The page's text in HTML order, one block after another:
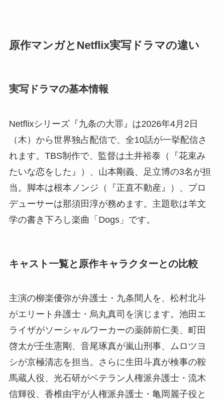
原作マンガとNetflix実写ドラマの違い
実写ドラマの基本情報
Netflixシリーズ『九条の大罪』は2026年4月2日
（木）から世界独占配信で、全10話が一挙配信さ
れます。TBS制作で、監督は土井裕泰（『花束み
たいな恋をした』）、山本剛義、足立博の3名が担
当。脚本は根本ノンジ（『正直不動産』）、プロ
デューサーは那須田淳が務めます。主題歌は羊文
学の書き下ろし楽曲「Dogs」です。
キャスト一覧と原作キャラクターとの比較
主演の柳楽優弥が弁護士・九条間人を、松村北斗
がエリート弁護士・烏丸真司を演じます。池田エ
ライザがソーシャルワーカーの薬師前仁美、町田
啓太が壬生憲剛、音尾琢真が嵐山刑事、ムロツヨ
シが京極清志を担当。さらに生田斗真が検事の鞍
馬蔵人役、光石研がベテラン人権派弁護士・流木
信輝役、香椎由宇が人権派弁護士・亀岡麗子役と